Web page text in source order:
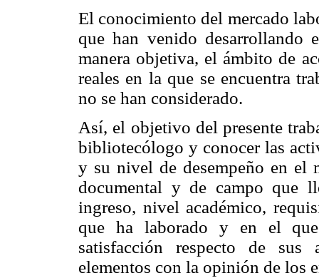
El conocimiento del mercado
que han venido desarrollando
manera objetiva, el ámbito de
reales en la que se encuentra
no se han considerado.
Así, el objetivo del presente
bibliotecólogo y conocer las
y su nivel de desempeño en el
documental y de campo que
ingreso, nivel académico,
que ha laborado y en el que
satisfacción respecto de
elementos con la opinión de los